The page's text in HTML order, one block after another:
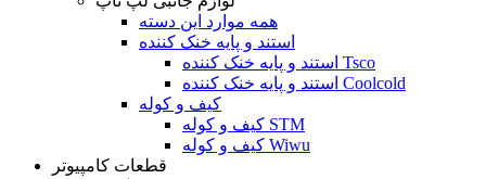
همه موارد این دسته
استند و پایه خنک کننده
استند و پایه خنک کننده Tsco
استند و پایه خنک کننده Coolcold
کیف و کوله
کیف و کوله STM
کیف و کوله Wiwu
قطعات کامپیوتر